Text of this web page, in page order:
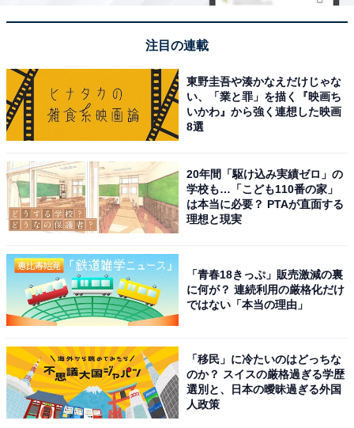
注目の連載
東野圭吾や湊かなえだけじゃな
い、「業と罪」を描く『映画ち
いかわ』から強く連想した映画
8選
20年間「駆け込み実績ゼロ」の
学校も…「こども110番の家」
は本当に必要？ PTAが直面する
理想と現実
「青春18きっぷ」販売激減の裏
に何が？ 連続利用の厳格化だけ
ではない「本当の理由」
「移民」に冷たいのはどっちな
のか？ スイスの厳格過ぎる学歴
選別と、日本の曖昧過ぎる外国
人政策